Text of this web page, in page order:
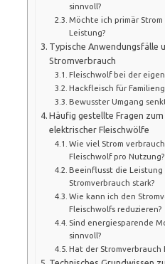
sinnvoll?
Möchte ich primär
Leistung?
Typische Anwendungsfälle
Stromverbrauch
Fleischwolf bei der
Hackfleisch für
Bewusster Umgang
Häufig gestellte Fragen
elektrischer Fleischwölfe
Wie viel Strom
Fleischwolf pro Nutzung?
Beeinflusst die Leistung
Stromverbrauch stark?
Wie kann ich den
Fleischwolfs reduzieren?
Sind energiesparende
sinnvoll?
Hat der Stromverbrauch